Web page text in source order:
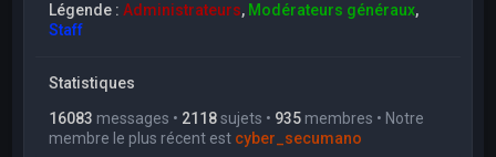
Légende :Administrateurs, Modérateurs généraux,
Staff
Statistiques
16083 messages • 2118sujets • 935 membres • Notre
membre le plus récent est cyber_secumano